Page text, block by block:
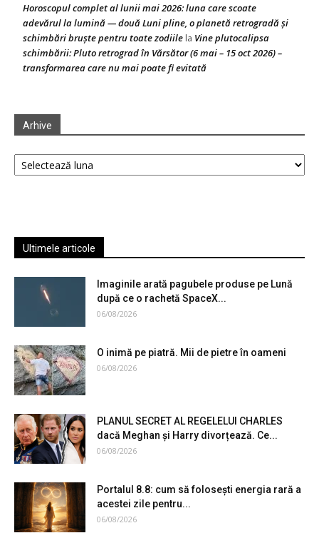
Horoscopul complet al lunii mai 2026: luna care scoate
adevărul la lumină — două Luni pline, o planetă retrogradă și
schimbări bruște pentru toate zodiile la Vine plutocalipsa
schimbării: Pluto retrograd în Vărsător (6 mai – 15 oct 2026) –
transformarea care nu mai poate fi evitată
Arhive
Arhive
Ultimele articole
Imaginile arată pagubele produse pe Lună
după ce o rachetă SpaceX...
06/08/2026
O inimă pe piatră. Mii de pietre în oameni
06/08/2026
PLANUL SECRET AL REGELELUI CHARLES
dacă Meghan și Harry divorțează. Ce...
06/08/2026
Portalul 8.8: cum să folosești energia rară a
acestei zile pentru...
06/08/2026